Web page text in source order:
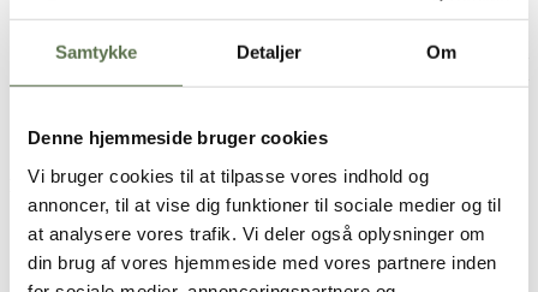
Samtykke Detaljer Om
Denne hjemmeside bruger cookies
Vi bruger cookies til at tilpasse vores indhold og
annoncer, til at vise dig funktioner til sociale medier og til
at analysere vores trafik. Vi deler også oplysninger om
din brug af vores hjemmeside med vores partnere inden
Lad surdejen arbejde i cirka et døgn. Når surdejen er vokset til
kasseres.
Fodring af surdejen
Fodre surdejen efter anvisningerne i Ingredienserog kassér